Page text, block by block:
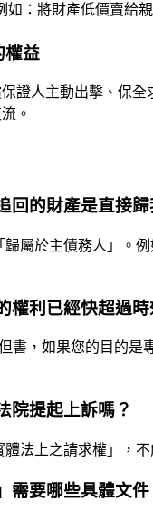
如：將財產低價賣給親
權益
證人主動出擊、保
。
回的財產是直接歸
屬於主債務人」。
權利已經快超過
書，如果您的目的
院提起上訴嗎？
法上之請求權」，
需要哪些具體文件